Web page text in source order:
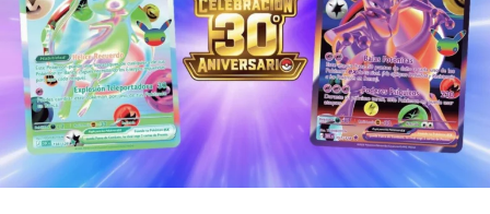
La palomera recrea uno de los elementos más icónicos de
Spider-Man: una enorme telaraña que envuelve la pieza
mientras el héroe arácnido aparece entre sus hilos, como
si estuviera irrumpiendo en escena.